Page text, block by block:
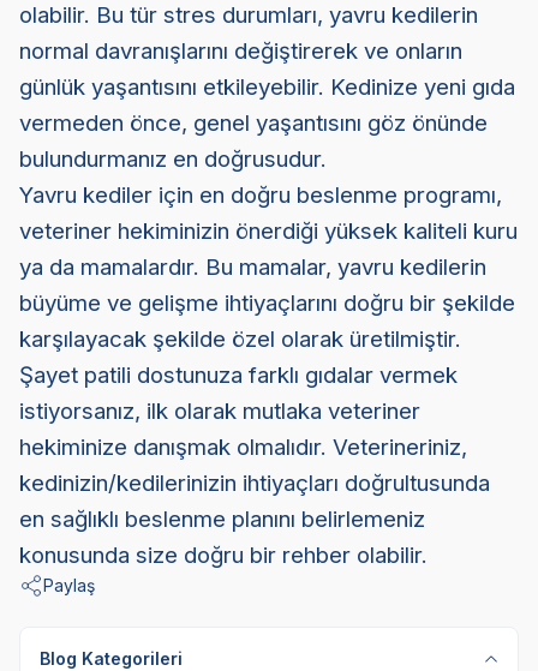
olabilir. Bu tür stres durumları, yavru kedilerin
normal davranışlarını değiştirerek ve onların
günlük yaşantısını etkileyebilir. Kedinize yeni gıda
vermeden önce, genel yaşantısını göz önünde
bulundurmanız en doğrusudur.
Yavru kediler için en doğru beslenme programı,
veteriner hekiminizin önerdiği yüksek kaliteli kuru
ya da mamalardır. Bu mamalar, yavru kedilerin
büyüme ve gelişme ihtiyaçlarını doğru bir şekilde
karşılayacak şekilde özel olarak üretilmiştir.
Şayet patili dostunuza farklı gıdalar vermek
istiyorsanız, ilk olarak mutlaka veteriner
hekiminize danışmak olmalıdır. Veterineriniz,
kedinizin/kedilerinizin ihtiyaçları doğrultusunda
en sağlıklı beslenme planını belirlemeniz
konusunda size doğru bir rehber olabilir.
Paylaş
Blog Kategorileri